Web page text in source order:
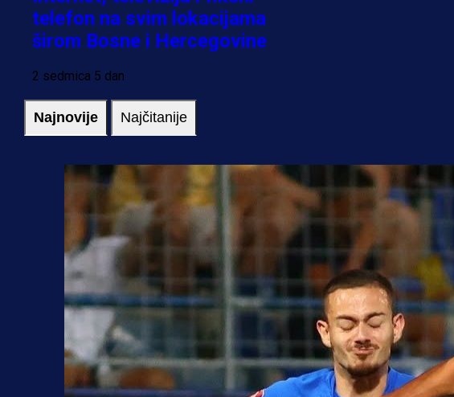
telefon na svim lokacijama
širom Bosne i Hercegovine
2 sedmica 5 dan
Najnovije Najčitanije